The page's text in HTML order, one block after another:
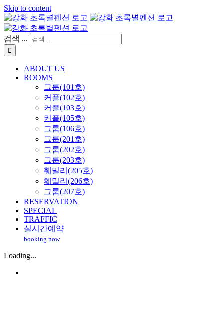
Skip to content
검색 ...
ABOUT US
ROOMS
그룹(101호)
커플(102호)
커플(103호)
커플(105호)
그룹(106호)
그룹(201호)
그룹(202호)
그룹(203호)
훼밀리(205호)
훼밀리(206호)
그룹(207호)
RESERVATION
SPECIAL
TRAFFIC
실시간예약
booking now
Loading...